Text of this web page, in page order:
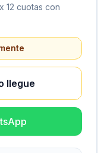
12 cuotas con
llegue